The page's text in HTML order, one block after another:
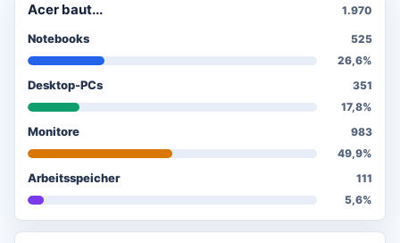
Acer baut... 1.970
Notebooks
525
26,6%
Desktop-PCs
351
17,8%
Monitore
983
49,9%
Arbeitsspeicher
111
5,6%